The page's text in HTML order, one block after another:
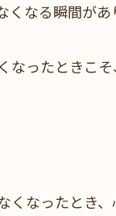
なる瞬間があ
なったときこ
くなったとき